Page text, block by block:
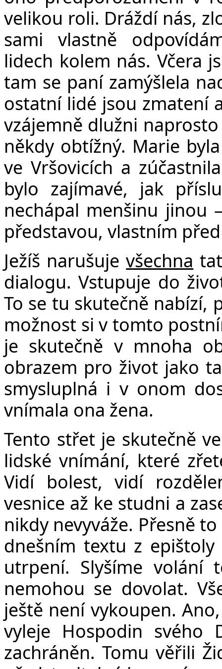
velikou roli. Dráždí nás,
sami vlastně
lidech kolem nás. Včera
tam se paní zamýšlela
ostatní lidé jsou zmatení
vzájemně dlužni
někdy obtížný. Marie
ve Vršovicích a
bylo zajímavé, jak
nechápal menšinu jinou
představou, vlastním
Ježíš narušujevšechna
dialogu. Vstupuje do
To se tu skutečně nabízí,
možnost si v tomto
je skutečně v mnoha
obrazem pro život jako
smysluplná i v onom
vnímala ona žena.
Tento střet je skutečně
lidské vnímání, které
Vidí bolest, vidí
vesnice až ke studni a
nikdy nevyváže. Přesně
dnešním textu z
utrpení. Slyšíme volání
nemohou se dovolat.
ještě není vykoupen.
vyleje Hospodin svého
zachráněn. Tomu věřili